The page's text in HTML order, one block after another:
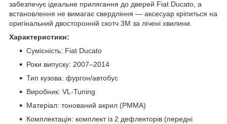
забезпечує ідеальне прилягання до дверей Fiat Ducato, а
встановлення не вимагає свердління — аксесуар кріпиться на
оригінальний двосторонній скотч 3M за лічені хвилини.
Характеристики:
Сумісність: Fiat Ducato
Роки випуску: 2007–2014
Тип кузова: фургон/автобус
Виробник: VL-Tuning
Матеріал: тонований акрил (PMMA)
Комплектація: комплект із 2 дефлекторів (передні